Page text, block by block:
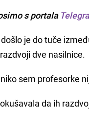
s portala
je do tuče
dve nasilnice.
sem profesorke
da ih